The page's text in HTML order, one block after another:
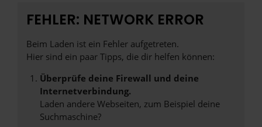
FEHLER: NETWORK ERROR
Beim Laden ist ein Fehler aufgetreten.
Hier sind ein paar Tipps, die dir helfen können:
Überprüfe deine Firewall und deine
Internetverbindung.
Laden andere Webseiten, zum Beispiel deine
Suchmaschine?